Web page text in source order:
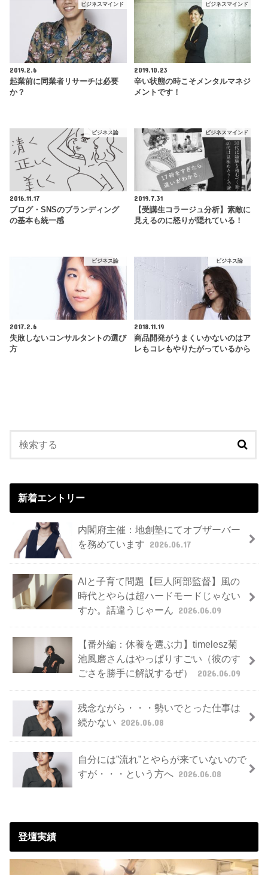
ビジネスマインド
2019.2.6
起業前に同業者リサーチは必要
か？
ビジネスマインド
2019.10.23
辛い状態の時こそメンタルマネジ
メントです！
ビジネス論
2016.11.17
ブログ・SNSのブランディング
の基本も統一感
ビジネスマインド
2019.7.31
【受講生コラージュ分析】素敵に
見えるのに怒りが隠れている！
ビジネス論
2017.2.6
失敗しないコンサルタントの選び
方
ビジネス論
2018.11.19
商品開発がうまくいかないのはア
レもコレもやりたがっているから
新着エントリー
内閣府主催：地創塾にてオブザーバー
を務めています 2026.06.17
AIと子育て問題【巨人阿部監督】風の
時代とやらは超ハードモードじゃない
すか。話違うじゃーん
2026.06.09
【番外編：休養を選ぶ力】timelesz菊
池風磨さんはやっぱりすごい（彼のす
ごさを勝手に解説するぜ）
2026.06.09
残念ながら・・・勢いでとった仕事は
続かない 2026.06.08
自分には”流れ”とやらが来ていないので
すが・・・という方へ 2026.06.08
登壇実績